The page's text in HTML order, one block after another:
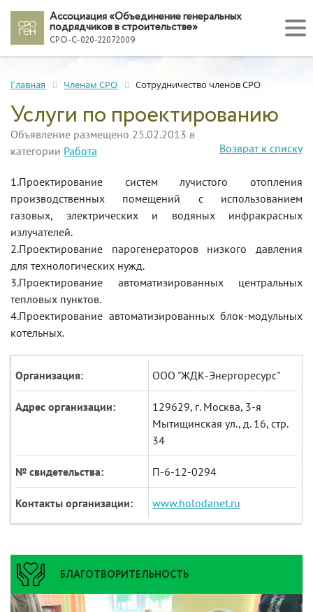
Ассоциация «Объединение генеральных
подрядчиков в строительстве»
СРО-С-020-22072009
Главная Членам СРО Сотрудничество членов СРО
Услуги по проектированию
Возврат к списку
Объявление размещено 25.02.2013 в
категории Работа
1.Проектирование систем лучистого отопления
производственных помещений с использованием
газовых, электрических и водяных инфракрасных
излучателей.
2.Проектирование парогенераторов низкого давления
для технологических нужд.
3.Проектирование автоматизированных центральных
тепловых пунктов.
4.Проектирование автоматизированных блок-модульных
котельных.
Организация: ООО "ЖДК-Энергоресурс"
Адрес организации:
129629, г. Москва, 3-я
Мытищинская ул., д. 16, стр.
34
№ свидетельства: П-6-12-0294
Контакты организации: www.holodanet.ru
БЛАГОТВОРИТЕЛЬНОСТЬ